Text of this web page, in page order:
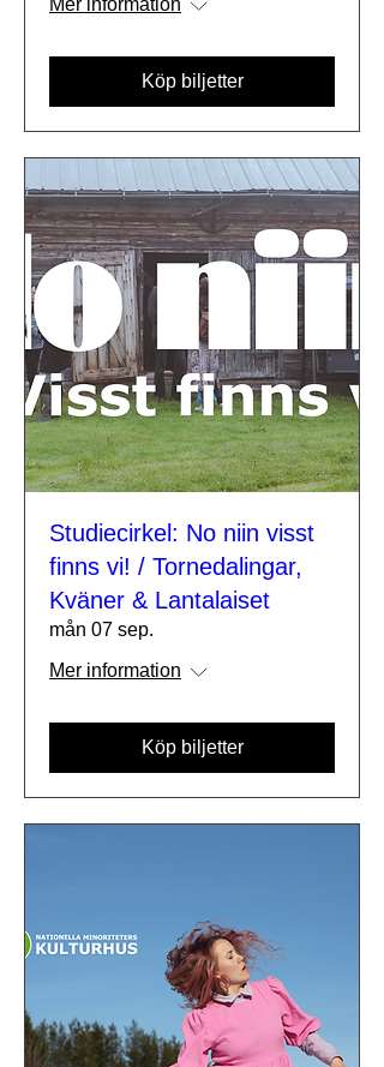
Mer information
Köp biljetter
Studiecirkel: No niin visst
finns vi! / Tornedalingar,
Kväner & Lantalaiset
mån 07 sep.
Mer information
Köp biljetter